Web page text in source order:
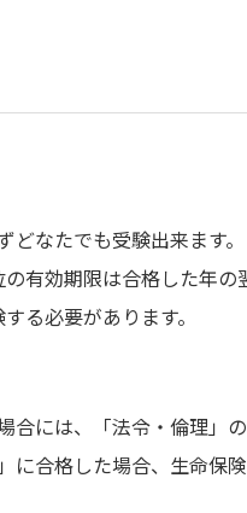
なたでも受験出来ます。
有効期限は合格した年の
る必要があります。
には、「法令・倫理」の
合格した場合、生命保